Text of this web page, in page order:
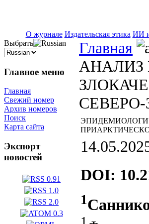
О журнале Издательская этика ИИ и
Выбрать
Главное меню
Главная
Свежий номер
Архив номеров
Поиск
Карта сайта
Экспорт
новостей
Главная
DOI:
1